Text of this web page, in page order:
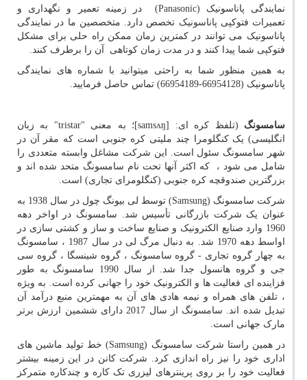
نمایندگی پاناسونیک Panasonic)) در زمینه تعمیر و نگهداری و
تعمیرات فتوکپی پاناسونیک تخصص دارد. متخصصین ما در نمایندگی
پاناسونیک می توانند در کمترین زمان ممکن راه حلی برای مشکل
فتوکپی شما پیدا کنند و در مدت زمان کوتاهی آن را برطرف کنند.
به همین منظور شما به راحتی میتوانید با شماره های نمایندگی
پاناسونیک (66954128-66954189) تماس حاصل فرمایید.
سامسونگ (تلفظ کره ای: [samsʌŋ]؛ به معنی "tristar" به زبان
انگلیسی) یک کنگلومرا چند ملیتی کره جنوبی است که مقر آن در
شهر سامسونگ سئول است. این شرکت مشاغل وابسته متعددی را
شامل می شود ، که اکثر آنها تحت نام سامسونگ متحد شده اند و
بزرگترین صندوقچه کره جنوبی (کنگلومرای تجاری) است.
شرکت سامسونگ (Samsung
) توسط لی بیونگ چول در سال 1938 به
عنوان یک شرکت بازرگانی تأسیس شد. سامسونگ در اواخر دهه
1960 وارد صنایع الکترونیک و صنایع ساخت و ساز و کشتی سازی در
اواسط دهه 1970 شد. به دنبال مرگ لی در سال 1987 ، سامسونگ
به چهار گروه تجاری - گروه سامسونگ ، گروه شینسگا ، گروه سی
جی و گروه هانسول جدا شد. از سال 1990 سامسونگ به طور
فزاینده ای فعالیت ها و الکترونیک خود را جهانی کرده است. به ویژه
، تلفن های همراه و نیمه هادی های آن به مهمترین منبع درآمد آن
تبدیل شده اند. سامسونگ از سال 2017 دارای ششمین ارزش برتر
مارک جهانی است.
در همین راستا شرکت سامسونگ (Samsung) خط تولید ماشین های
اداری خود را نیز راه اندازی کرد. شرکت کانن در این زمینه بیشتر
فعالیت خود را بر روی پرینترهای لیزری تک کاره و چندکاره متمرکز